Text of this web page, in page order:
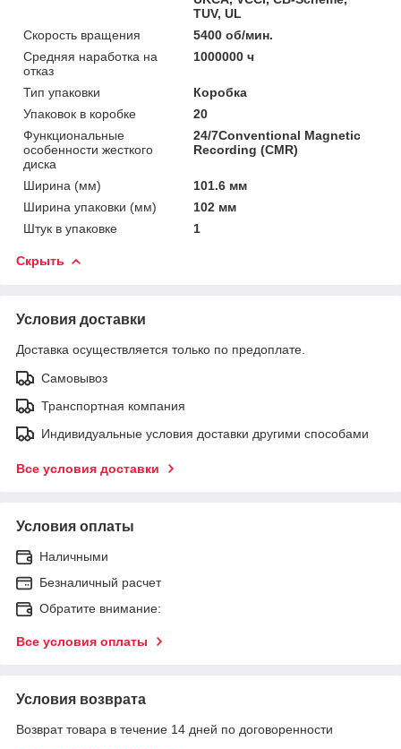
TUV, UL
Скорость вращения
5400 об/мин.
Средняя наработка на
отказ
1000000 ч
Тип упаковки
Коробка
Упаковок в коробке
20
Функциональные
особенности жесткого
диска
24/7Conventional Magnetic
Recording (CMR)
Ширина (мм)
101.6 мм
Ширина упаковки (мм)
102 мм
Штук в упаковке
1
Скрыть
Условия доставки
Доставка осуществляется только по предоплате.
Самовывоз
Транспортная компания
Индивидуальные условия доставки другими способами
Все условия доставки
Условия оплаты
Наличными
Безналичный расчет
Обратите внимание:
Все условия оплаты
Условия возврата
Возврат товара в течение 14 дней по договоренности